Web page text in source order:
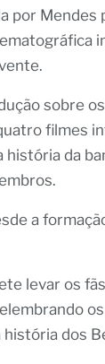
por Mendes
sobre
filmes
história da
a
levar os
história dos